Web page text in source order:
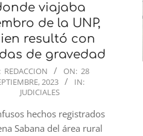
viajaba
de la UNP,
resultó con
de gravedad
REDACCION ON: 28
2023
IN:
JUDICIALES
hechos registrados
Sabana del área rural